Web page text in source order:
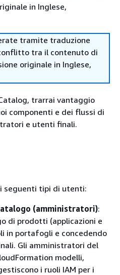
in Inglese,
tramite traduzione
tra il contenuto di
originale in Inglese,
trarrai vantaggio
componenti e dei flussi di
e utenti finali.
seguenti tipi di utenti:
(amministratori):
di prodotti (applicazioni e
in portafogli e concedendo
Gli amministratori del
modelli,
i ruoli IAM per i